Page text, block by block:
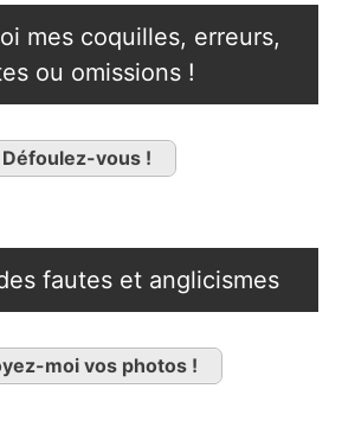
mes coquilles, erreurs,
ou omissions !
Défoulez-vous !
fautes et anglicismes
moi vos photos !